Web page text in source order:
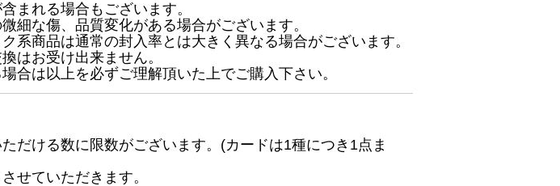
まれる場合もございます。
細な傷、品質変化がある場合がございます。
系商品は通常の封入率とは大きく異なる場合がございます。
はお受け出来ません。
合は以上を必ずご理解頂いた上でご購入下さい。
だける数に限数がございます。(カードは1種につき1点ま
せていただきます。